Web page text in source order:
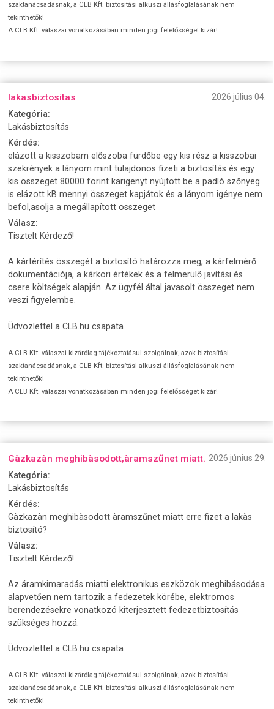
szaktanácsadásnak, a CLB Kft. biztosítási alkuszi állásfoglalásának nem
tekinthetők!
A CLB Kft. válaszai vonatkozásában minden jogi felelősséget kizár!
lakasbiztositas
2026 július 04.
Kategória:
Lakásbiztosítás
Kérdés:
elázott a kisszobam előszoba fürdőbe egy kis rész a kisszobai
szekrények a lányom mint tulajdonos fizeti a biztosítás és egy
kis összeget 80000 forint karigenyt nyújtott be a padló szőnyeg
is elázott kB mennyi összeget kapjátok és a lányom igénye nem
befol,asolja a megállapított osszeget
Válasz:
Tisztelt Kérdező!
A kártérítés összegét a biztosító határozza meg, a kárfelmérő
dokumentációja, a kárkori értékek és a felmerülő javítási és
csere költségek alapján. Az ügyfél által javasolt összeget nem
veszi figyelembe.
Üdvözlettel a CLB.hu csapata
A CLB Kft. válaszai kizárólag tájékoztatásul szolgálnak, azok biztosítási
szaktanácsadásnak, a CLB Kft. biztosítási alkuszi állásfoglalásának nem
tekinthetők!
A CLB Kft. válaszai vonatkozásában minden jogi felelősséget kizár!
Gàzkazàn meghibàsodott,àramszűnet miatt. 2026 június 29.
Kategória:
Lakásbiztosítás
Kérdés:
Gàzkazàn meghibàsodott àramszűnet miatt erre fizet a lakàs
biztosító?
Válasz:
Tisztelt Kérdező!
Az áramkimaradás miatti elektronikus eszközök meghibásodása
alapvetően nem tartozik a fedezetek körébe, elektromos
berendezésekre vonatkozó kiterjesztett fedezetbiztosítás
szükséges hozzá.
Üdvözlettel a CLB.hu csapata
A CLB Kft. válaszai kizárólag tájékoztatásul szolgálnak, azok biztosítási
szaktanácsadásnak, a CLB Kft. biztosítási alkuszi állásfoglalásának nem
tekinthetők!